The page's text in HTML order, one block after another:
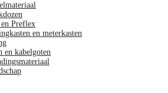
Preflex
en meterkasten
en kabelgoten